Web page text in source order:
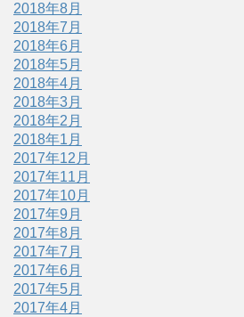
2018年8月
2018年7月
2018年6月
2018年5月
2018年4月
2018年3月
2018年2月
2018年1月
2017年12月
2017年11月
2017年10月
2017年9月
2017年8月
2017年7月
2017年6月
2017年5月
2017年4月